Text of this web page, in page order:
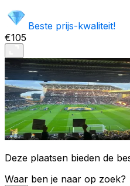
Beste prijs-kwaliteit!
€105
Deze plaatsen bieden de
Waar ben je naar op zoek?